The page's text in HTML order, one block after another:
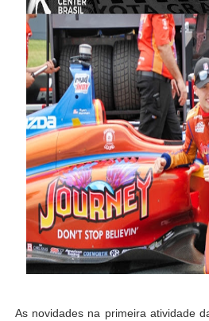
As novidades na primeira atividade